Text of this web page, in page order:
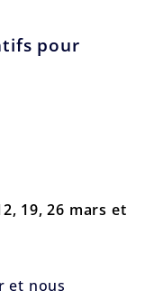
pour
19, 26 mars et
et nous